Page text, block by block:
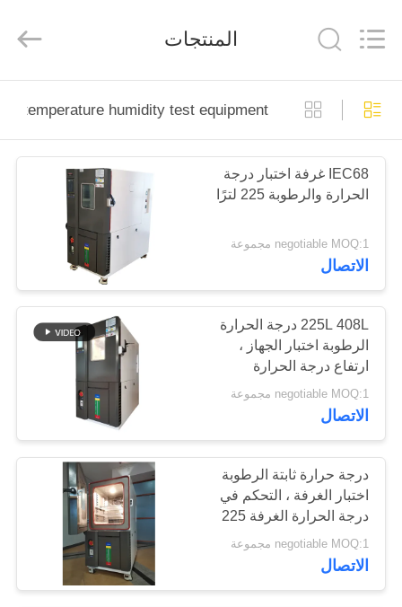
بيت
منتجات
أشرطة
فيديو
عرض
الواقع
الافتراضي
معلومات
عنا
جولة
المعمل
Co.,
Reserved.
المنتجات
temperature humidity test equipment
IEC68 غرفة اختبار درجة
الحرارة والرطوبة 225 لترًا
negotiable MOQ:1 مجموعة
الاتصال
225L 408L درجة الحرارة
الرطوبة اختبار الجهاز ،
ارتفاع درجة الحرارة
منخفضة الرطوبة غرفة
150L
negotiable MOQ:1 مجموعة
الاتصال
درجة حرارة ثابتة الرطوبة
اختبار الغرفة ، التحكم في
درجة الحرارة الغرفة 225
لتر
negotiable MOQ:1 مجموعة
الاتصال